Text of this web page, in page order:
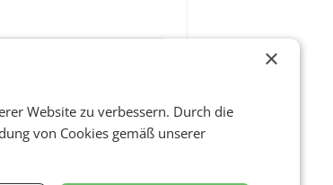
×
Website zu verbessern. Durch die
von Cookies gemäß unserer